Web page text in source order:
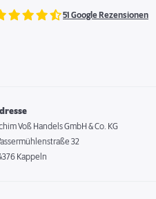
51 Google Rezensionen
Voß Handels GmbH & Co. KG
32
Kappeln